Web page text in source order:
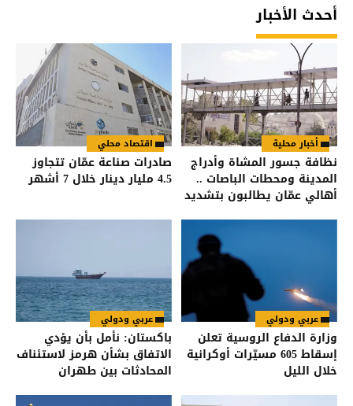
أحدث الأخبار
أخبار محلية
نظافة جسور المشاة وأدراج
المدينة ومحطات الباصات ..
أهالي عمّان يطالبون بتشديد
اقتصاد محلي
صادرات صناعة عمّان تتجاوز
4.5 مليار دينار خلال 7 أشهر
عربي ودولي
وزارة الدفاع الروسية تعلن
إسقاط 605 مسيّرات أوكرانية
خلال الليل
عربي ودولي
باكستان: نأمل بأن يؤدي
الاتفاق بشأن هرمز لاستئناف
المحادثات بين طهران